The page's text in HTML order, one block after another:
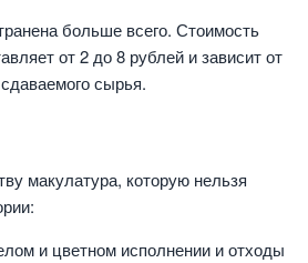
больше всего. Стоимость
от 2 до 8 рублей и зависит от
сырья.
макулатура, которую нельзя
и цветном исполнении и отходы